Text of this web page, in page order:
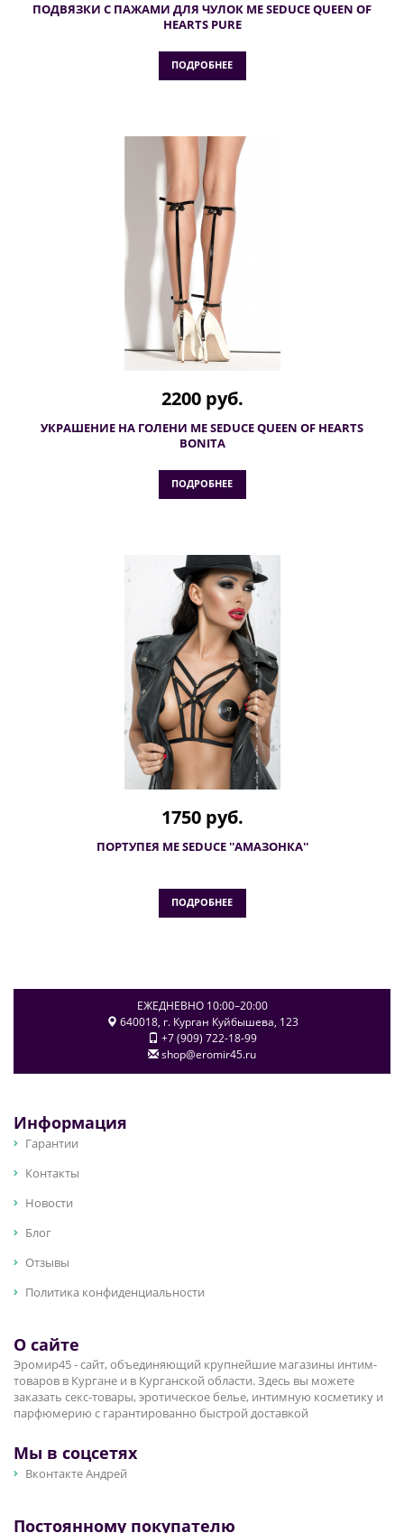
ПОДВЯЗКИ С ПАЖАМИ ДЛЯ ЧУЛОК ME SEDUCE QUEEN OF
HEARTS PURE
ПОДРОБНЕЕ
2200 руб.
УКРАШЕНИЕ НА ГОЛЕНИ ME SEDUCE QUEEN OF HEARTS
BONITA
ПОДРОБНЕЕ
1750 руб.
ПОРТУПЕЯ ME SEDUCE ''АМАЗОНКА''
ПОДРОБНЕЕ
ЕЖЕДНЕВНО 10:00–20:00
640018, г. Курган Куйбышева, 123
+7 (909) 722-18-99
shop@eromir45.ru
Информация
Гарантии
Контакты
Новости
Блог
Отзывы
Политика конфиденциальности
О сайте
Эромир45 - сайт, объединяющий крупнейшие магазины интим-
товаров в Кургане и в Курганской области. Здесь вы можете
заказать секс-товары, эротическое белье, интимную косметику и
парфюмерию с гарантированно быстрой доставкой
Мы в соцсетях
Вконтакте Андрей
Постоянному покупателю